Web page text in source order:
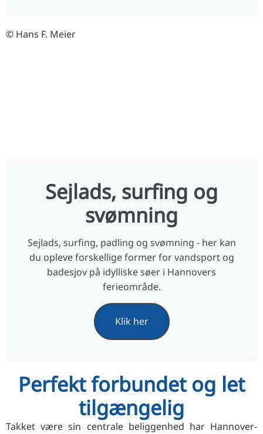
© Hans F. Meier
Sejlads, surfing og
svømning
Sejlads, surfing, padling og svømning - her kan
du opleve forskellige former for vandsport og
badesjov på idylliske søer i Hannovers
ferieområde.
Klik her
Perfekt forbundet og let
tilgængelig
Takket være sin centrale beliggenhed har Hannover-